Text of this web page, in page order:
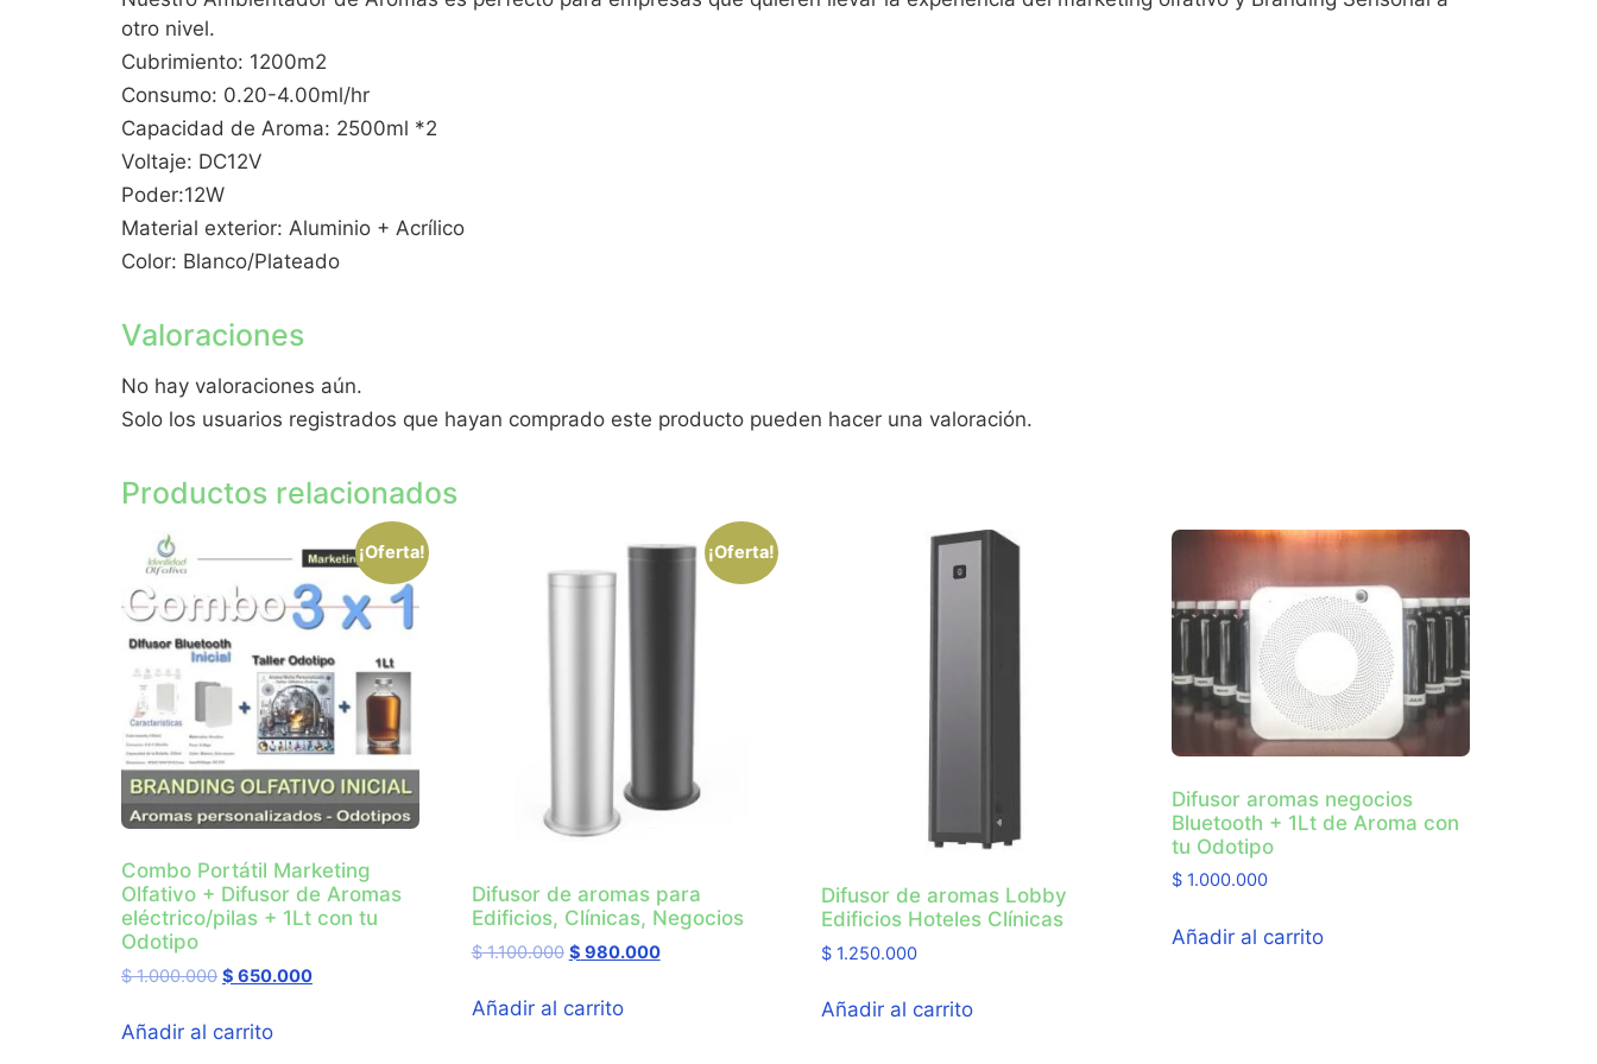
otro nivel.
Cubrimiento: 1200m2
Consumo: 0.20-4.00ml/hr
Capacidad de Aroma: 2500ml *2
Voltaje: DC12V
Poder:12W
Material exterior: Aluminio + Acrílico
Color: Blanco/Plateado
Valoraciones
No hay valoraciones aún.
Solo los usuarios registrados que hayan comprado este producto pueden hacer una valoración.
Productos relacionados
¡Oferta!
Combo Portátil Marketing
Olfativo + Difusor de Aromas
eléctrico/pilas + 1Lt con tu
Odotipo
$1.000.000 $ 650.000
Añadir al carrito
¡Oferta!
Difusor de aromas para
Edificios, Clínicas, Negocios
$1.100.000 $ 980.000
Añadir al carrito
Difusor de aromas Lobby
Edificios Hoteles Clínicas
$ 1.250.000
Añadir al carrito
Difusor aromas negocios
Bluetooth + 1Lt de Aroma con
tu Odotipo
$ 1.000.000
Añadir al carrito